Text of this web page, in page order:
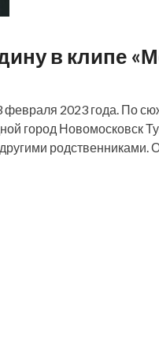
в клипе
2023 года. По
город Новомосковск
родственниками.